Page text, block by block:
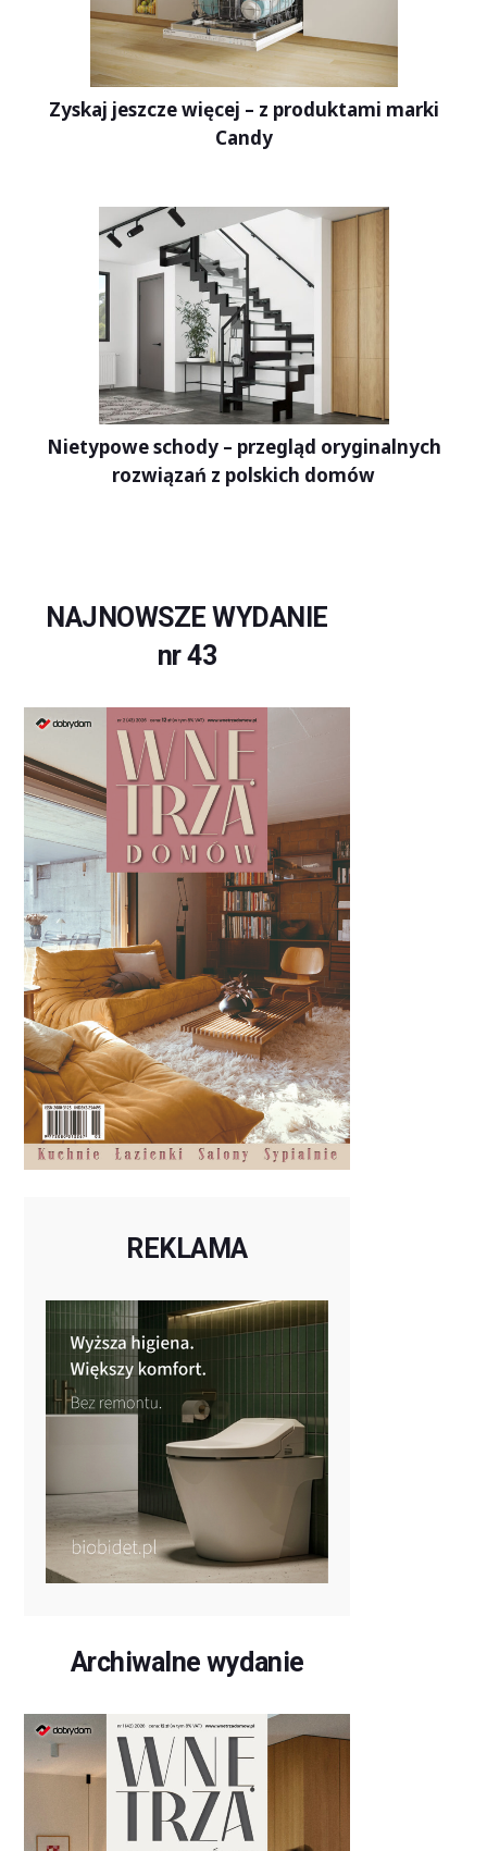
Zyskaj jeszcze więcej – z produktami marki
Candy
Nietypowe schody – przegląd oryginalnych
rozwiązań z polskich domów
NAJNOWSZE WYDANIE
nr 43
REKLAMA
Archiwalne wydanie